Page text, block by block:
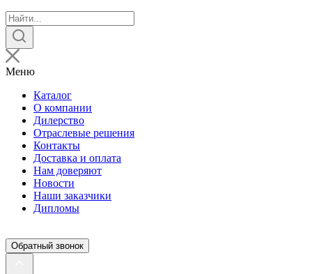
Поиск
товаров
Меню
Каталог
О компании
Дилерство
Отраслевые решения
Контакты
Доставка и оплата
Нам доверяют
Новости
Наши заказчики
Дипломы
Обратный звонок